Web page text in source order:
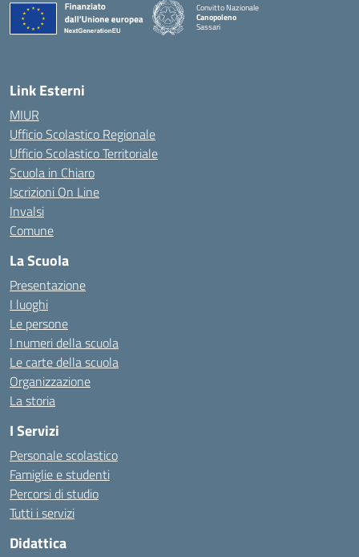
Convitto Nazionale
Canopoleno
Sassari
Link Esterni
MIUR
Ufficio Scolastico Regionale
Ufficio Scolastico Territoriale
Scuola in Chiaro
Iscrizioni On Line
Invalsi
Comune
La Scuola
Presentazione
I luoghi
Le persone
I numeri della scuola
Le carte della scuola
Organizzazione
La storia
I Servizi
Personale scolastico
Famiglie e studenti
Percorsi di studio
Tutti i servizi
Didattica